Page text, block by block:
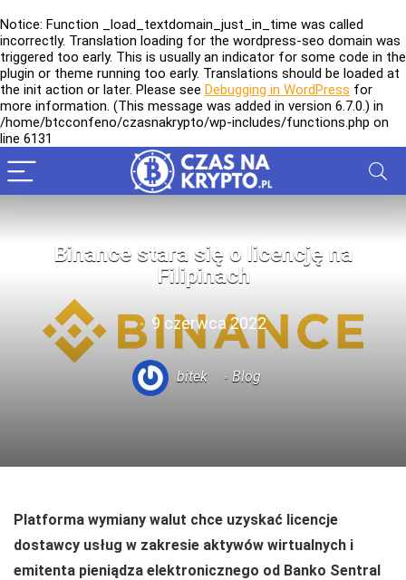
Notice: Function _load_textdomain_just_in_time was called
incorrectly. Translation loading for the wordpress-seo domain was
triggered too early. This is usually an indicator for some code in the
plugin or theme running too early. Translations should be loaded at
the init action or later. Please see Debugging in WordPress for
more information. (This message was added in version 6.7.0.) in
/home/btcconfeno/czasnakrypto/wp-includes/functions.php on
line 6131
Binance stara się o licencję na
Filipinach
9 czerwca 2022
bitek Blog
Platforma wymiany walut chce uzyskać licencje
dostawcy usług w zakresie aktywów wirtualnych i
emitenta pieniądza elektronicznego od Banko Sentral